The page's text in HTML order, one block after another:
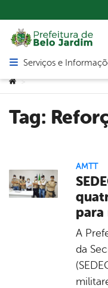
Abrir menu principal
Serviços e
Você está aqui:
>
Tag:
AMTT
A
da